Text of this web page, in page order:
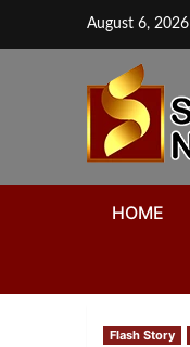
August 6, 2026
HOME
Flash Story